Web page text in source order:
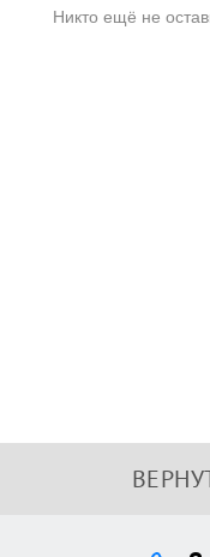
Никто ещё не